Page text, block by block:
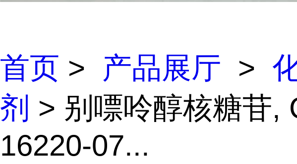
首页 > 产品展厅 >
剂 > 别嘌呤醇核糖苷,
16220-07...